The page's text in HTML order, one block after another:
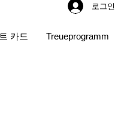
로그인
카드 Treueprogramm